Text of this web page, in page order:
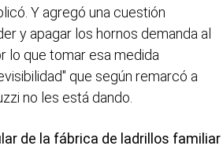
Y agregó una cuestión
y apagar los hornos demanda al
lo que tomar esa medida
que según remarcó a
no les está dando.